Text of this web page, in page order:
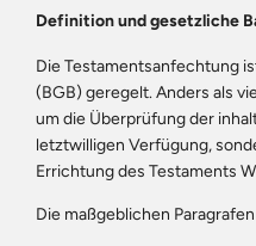
Definition und gesetzliche
Die Testamentsanfechtung
(BGB) geregelt. Anders als
um die Überprüfung der
letztwilligen Verfügung,
Errichtung des Testaments
Die maßgeblichen